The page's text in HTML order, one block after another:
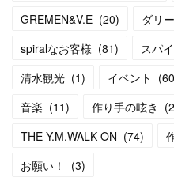
GREMEN&V.E (20) ダリ
spiralなお客様 (81) スパ
清水観光 (1) イベント (60
音楽 (11) 作り手の呟き (
THE Y.M.WALK ON (74)
お願い！
(3)